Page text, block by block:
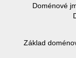
Doménové
Základ